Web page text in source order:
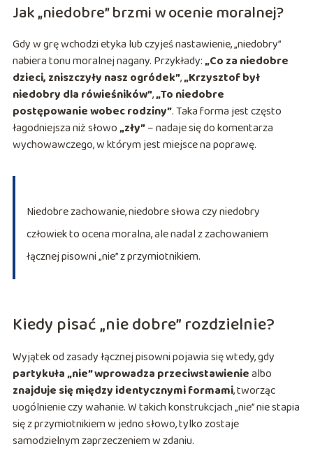
Jak „niedobre” brzmi w ocenie moralnej?
Gdy w grę wchodzi etyka lub czyjeś nastawienie, „niedobry”
nabiera tonu moralnej nagany. Przykłady:„Co za niedobre
dzieci, zniszczyły nasz ogródek”,„Krzysztof był
niedobry dla rówieśników”,„To niedobre
postępowanie wobec rodziny”. Taka forma jest często
łagodniejsza niż słowo„zły”– nadaje się do komentarza
wychowawczego, w którym jest miejsce na poprawę.
Niedobre zachowanie, niedobre słowa czy niedobry
człowiek to ocena moralna, ale nadal z zachowaniem
łącznej pisowni „nie” z przymiotnikiem.
Kiedy pisać „nie dobre” rozdzielnie?
Wyjątek od zasady łącznej pisowni pojawia się wtedy, gdy
partykuła „nie” wprowadza przeciwstawieniealbo
znajduje się między identycznymi formami, tworząc
uogólnienie czy wahanie. W takich konstrukcjach „nie” nie stapia
się z przymiotnikiem w jedno słowo, tylko zostaje
samodzielnym zaprzeczeniem w zdaniu.